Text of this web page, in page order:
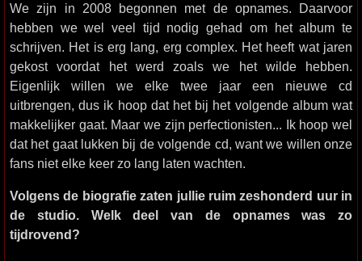
We zijn in 2008 begonnen met de opnames. Daarvoor
hebben we wel veel tijd nodig gehad om het album te
schrijven. Het is erg lang, erg complex. Het heeft wat jaren
gekost voordat het werd zoals we het wilde hebben.
Eigenlijk willen we elke twee jaar een nieuwe cd
uitbrengen, dus ik hoop dat het bij het volgende album wat
makkelijker gaat. Maar we zijn perfectionisten... Ik hoop wel
dat het gaat lukken bij de volgende cd, want we willen onze
fans niet elke keer zo lang laten wachten.
Volgens de biografie zaten jullie ruim zeshonderd uur in
de studio. Welk deel van de opnames was zo
tijdrovend?